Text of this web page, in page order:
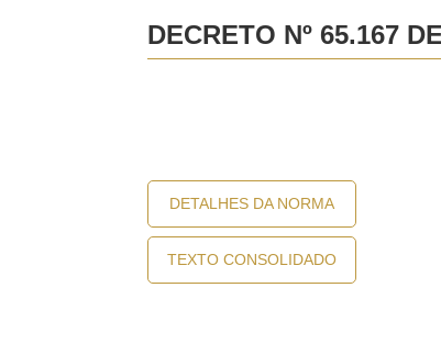
DECRETO Nº 65.167
DETALHES DA NORMA
TEXTO CONSOLIDADO